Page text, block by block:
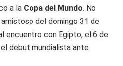
a la Copa del Mundo. No
del domingo 31 de
encuentro con Egipto, el 6 de
debut mundialista ante